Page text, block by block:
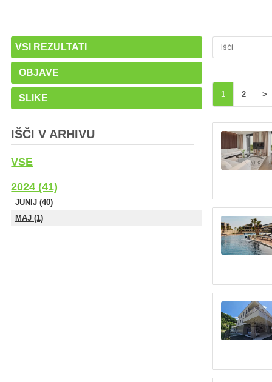
VSI REZULTATI
OBJAVE
SLIKE
IŠČI V ARHIVU
VSE
2024 (41)
JUNIJ (40)
MAJ (1)
1 2 >